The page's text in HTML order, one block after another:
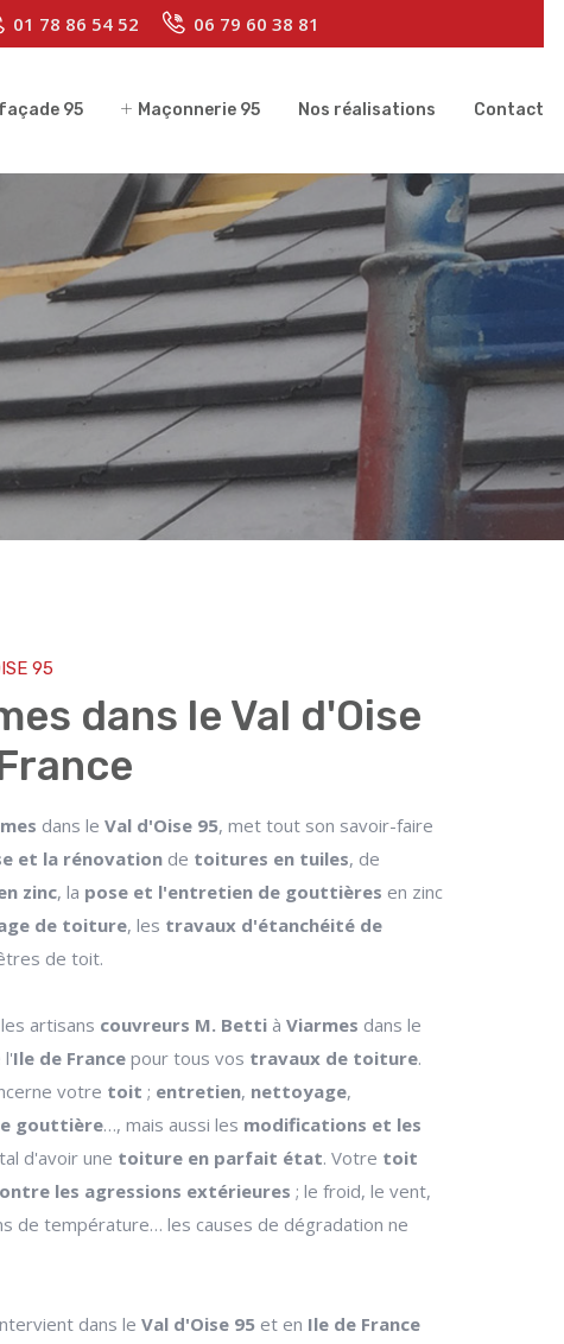
01 78 86 54 52 06 79 60 38 81
95 Maçonnerie 95 Nos réalisations Contact
95
dans le Val d'Oise
dans le Val d'Oise 95, met tout son savoir-faire
et la rénovation de toitures en tuiles, de
zinc, la pose et l'entretien de gouttières en zinc
de toiture, les travaux d'étanchéité de
de toit.
artisans couvreurs M. Betti à Viarmes dans le
l'Ile de France pour tous vos travaux de toiture.
votre toit ; entretien, nettoyage,
gouttière…, mais aussi les modifications et les
d'avoir une toiture en parfait état. Votre toit
les agressions extérieures ; le froid, le vent,
de température… les causes de dégradation ne
dans le Val d'Oise 95 et en Ile de France